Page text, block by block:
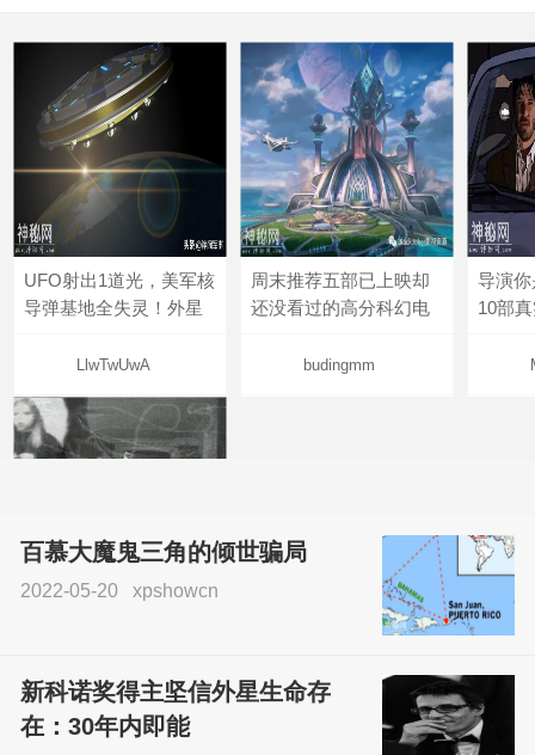
UFO射出1道光，美军核
导弹基地全失灵！外星
LlwTwUwA
周末推荐五部已上映却
还没看过的高分科幻电
budingmm
导演
10部
sskfn
百慕大魔鬼三角的倾世骗局
2022-05-20 xpshowcn
新科诺奖得主坚信外星生命存
在：30年内即能